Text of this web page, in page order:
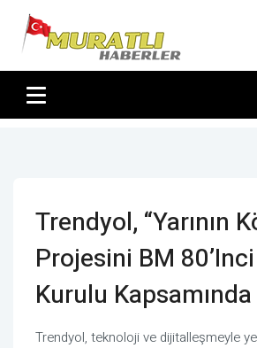
Trendyol, “Yarının
Projesini BM
Kurulu
Trendyol, teknoloji ve dijitalleşmeyle